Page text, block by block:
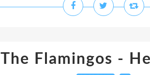
The Flamingos -